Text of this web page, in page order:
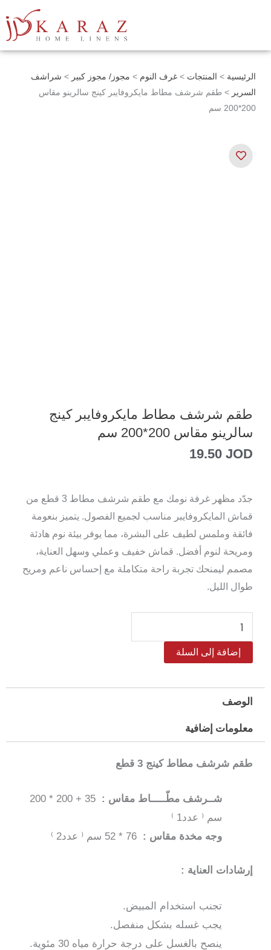
الرئيسية > المنتجات > غرف النوم > مجوز/ مجوز كبير > شراشف
السرير > طقم شرشف مطاط مايكروفايبر كينج سالرينو مقاس
200*200 سم
طقم شرشف مطاط مايكروفايبر كينج
سالرينو مقاس 200*200 سم
19.50 JOD
جدّد مظهر غرفة نومك مع طقم شرشف مطاط 3 قطع من
قماش المايكروفايبر مناسب لجميع الفصول. يتميز بنعومة
فائقة وملمس لطيف على البشرة، مما يوفر بيئة نوم هادئة
ومريحة لنوم أفضل. قماش خفيف وعملي وسهل العناية،
مصمم ليمنحك تجربة راحة متكاملة مع إحساس ناعم ومريح
طوال الليل.
كمية
طقم
شرشف
مايكروفايبر
سالرينو
200*200
إضافة إلى السلة
الوصف
معلومات إضافية
طقم شرشف مطاط كينج 3 قطع
شــرشف مطّـــــاط مقاس :
35 + 200 * 200
سم ⁽ عدد1 ⁾
وجه مخدة مقاس :
إرشادات العناية :
تجنب استخدام المبيض.
يجب غسله بشكل منفصل.
ينصح بالغسل على درجة حرارة مياه 30 مئوية.